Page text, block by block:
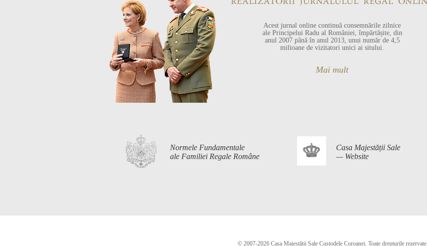
Acest jurnal online continuă consemnările zilnice
ale Principelui Radu al României, împărtășite, din
anul 2007 până în anul 2013, unui număr de 4,5
milioane de vizitatori unici ai sitului.
Mai mult
Normele Fundamentale
ale Familiei Regale Române
Casa Majestății Sale
— Website
© 2007-2026 Casa Majestății Sale Custodele Coroanei. Toate drepturile rezervate